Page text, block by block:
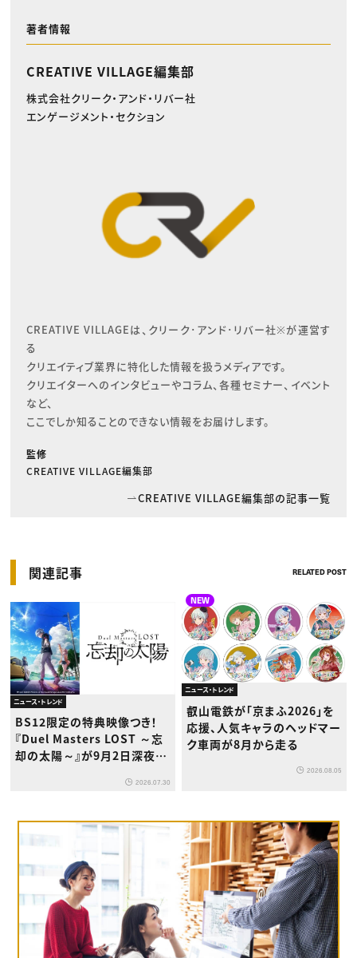
著者情報
CREATIVE VILLAGE編集部
株式会社クリーク・アンド・リバー社
エンゲージメント・セクション
CREATIVE VILLAGEは、クリーク･アンド･リバー社※が運営す
る
クリエイティブ業界に特化した情報を扱うメディアです。
クリエイターへのインタビューやコラム、各種セミナー、イベント
など、
ここでしか知ることのできない情報をお届けします。
監修
CREATIVE VILLAGE編集部
CREATIVE VILLAGE編集部の記事一覧
関連記事 RELATED POST
ニュース・トレンド
BS12限定の特典映像つき！
『Duel Masters LOST ～忘
却の太陽～』が9月2日深夜か
2026.07.30
NEW
ニュース・トレンド
叡山電鉄が「京まふ2026」を
応援、人気キャラのヘッドマー
ク車両が8月から走る
2026.08.05